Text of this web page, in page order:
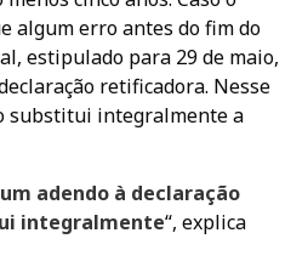
algum erro antes do fim do
estipulado para 29 de maio,
retificadora. Nesse
substitui integralmente a
adendo à declaração
integralmente“, explica